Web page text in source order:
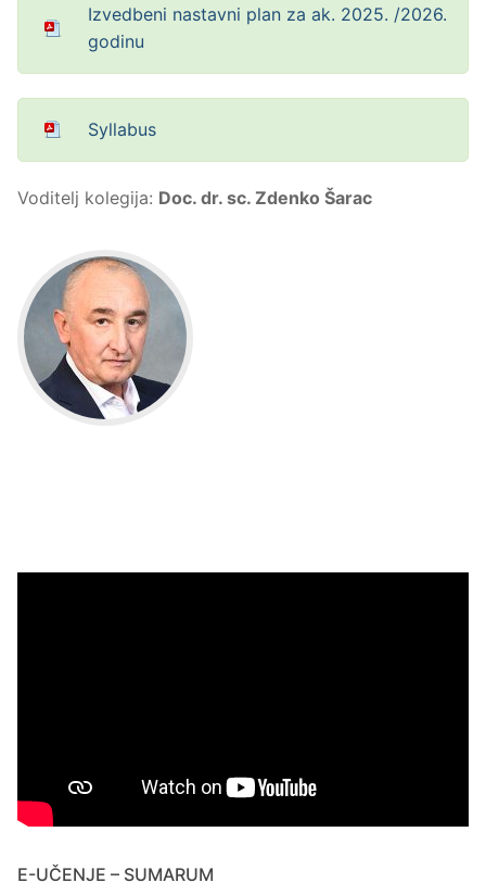
Izvedbeni nastavni plan za ak. 2025. /2026.
godinu
Syllabus
Voditelj kolegija: Doc. dr. sc. Zdenko Šarac
E-UČENJE – SUMARUM